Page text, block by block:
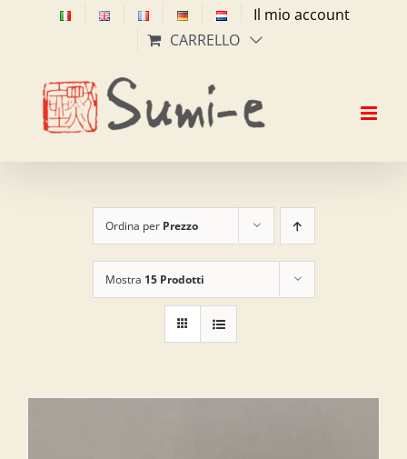
Il mio account
CARRELLO
Ordina per Prezzo
Mostra 15 Prodotti